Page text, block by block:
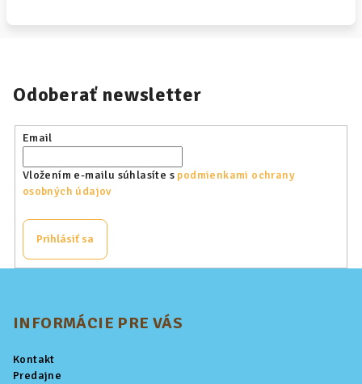
Odoberať newsletter
Email
Vložením e-mailu súhlasíte s podmienkami ochrany
osobných údajov
Prihlásiť sa
INFORMÁCIE PRE VÁS
Kontakt
Predajne